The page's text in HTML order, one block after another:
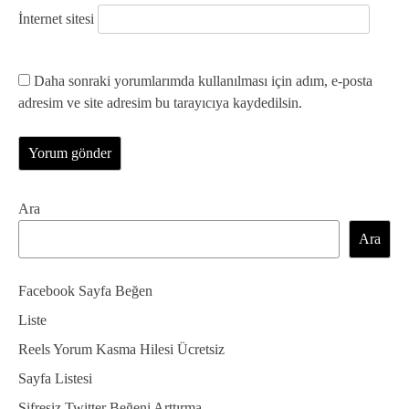
İnternet sitesi
Daha sonraki yorumlarımda kullanılması için adım, e-posta
adresim ve site adresim bu tarayıcıya kaydedilsin.
Ara
Ara
Facebook Sayfa Beğen
Liste
Reels Yorum Kasma Hilesi Ücretsiz
Sayfa Listesi